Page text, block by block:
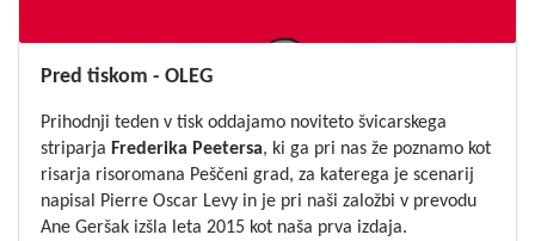
Pred tiskom - OLEG
Prihodnji teden v tisk oddajamo noviteto švicarskega
striparja Frederika Peetersa, ki ga pri nas že poznamo kot
risarja risoromana Peščeni grad, za katerega je scenarij
napisal Pierre Oscar Levy in je pri naši založbi v prevodu
Ane Geršak izšla leta 2015 kot naša prva izdaja.